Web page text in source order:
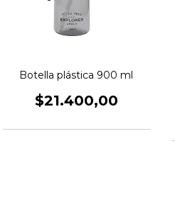
Botella plástica 900 ml
$21.400,00